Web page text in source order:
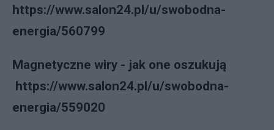
https://www.salon24.pl/u/swobodna-
energia/560799
Magnetyczne wiry - jak one oszukują
https://www.salon24.pl/u/swobodna-
energia/559020